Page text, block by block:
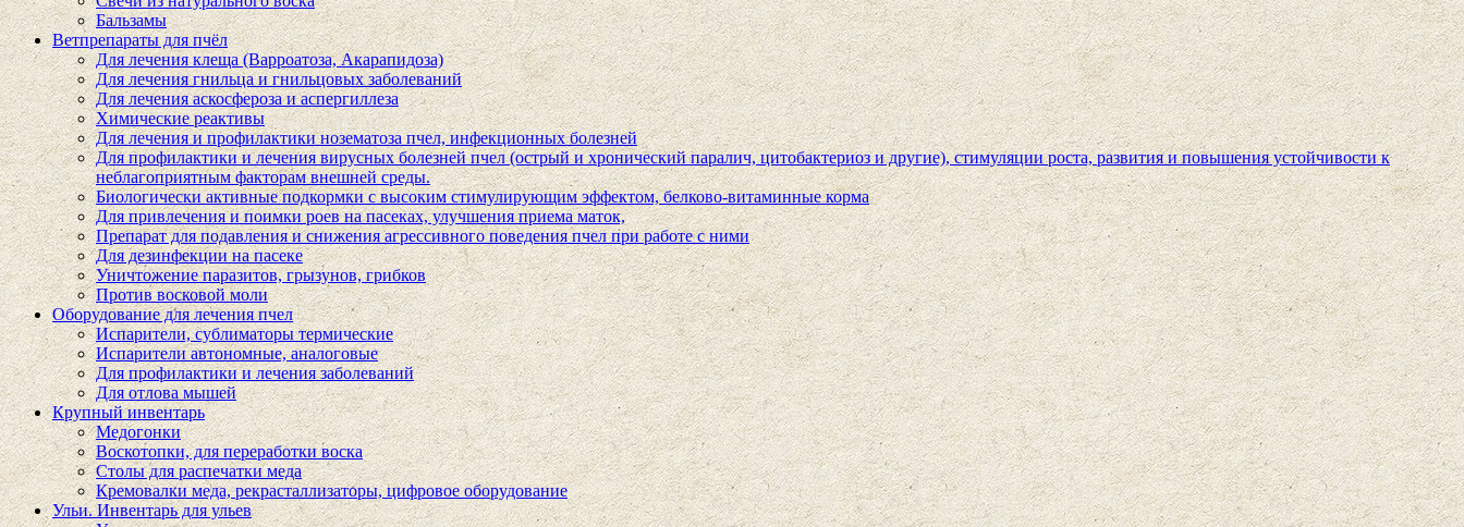
Бальзамы
Ветпрепараты для пчёл
Для лечения клеща (Варроатоза, Акарапидоза)
Для лечения гнильца и гнильцовых заболеваний
Для лечения аскосфероза и аспергиллеза
Химические реактивы
Для лечения и профилактики нозематоза пчел, инфекционных болезней
Для профилактики и лечения вирусных болезней пчел (острый и хронический паралич, цитобактериоз и другие), стимуляции роста, развития и повышения устойчивости к
неблагоприятным факторам внешней среды.
Биологически активные подкормки с высоким стимулирующим эффектом, белково-витаминные корма
Для привлечения и поимки роев на пасеках, улучшения приема маток,
Препарат для подавления и снижения агрессивного поведения пчел при работе с ними
Для дезинфекции на пасеке
Уничтожение паразитов, грызунов, грибков
Против восковой моли
Оборудование для лечения пчел
Испарители, сублиматоры термические
Испарители автономные, аналоговые
Для профилактики и лечения заболеваний
Для отлова мышей
Крупный инвентарь
Медогонки
Воскотопки, для переработки воска
Столы для распечатки меда
Кремовалки меда, рекрасталлизаторы, цифровое оборудование
Ульи. Инвентарь для ульев